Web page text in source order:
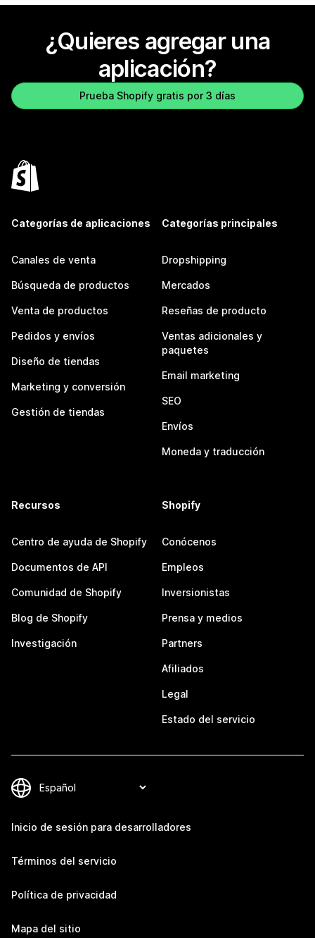
¿Quieres agregar una
aplicación?
Prueba Shopify gratis por 3 días
Categorías de aplicaciones
Canales de venta
Búsqueda de productos
Venta de productos
Pedidos y envíos
Diseño de tiendas
Marketing y conversión
Gestión de tiendas
Categorías principales
Dropshipping
Mercados
Reseñas de producto
Ventas adicionales y
paquetes
Email marketing
SEO
Envíos
Moneda y traducción
Recursos
Centro de ayuda de Shopify
Documentos de API
Comunidad de Shopify
Blog de Shopify
Investigación
Shopify
Conócenos
Empleos
Inversionistas
Prensa y medios
Partners
Afiliados
Legal
Estado del servicio
Inicio de sesión para desarrolladores
Términos del servicio
Política de privacidad
Mapa del sitio